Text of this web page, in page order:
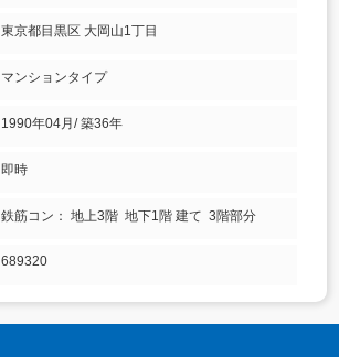
東京都目黒区 大岡山1丁目
マンションタイプ
1990年04月/ 築36年
即時
鉄筋コン： 地上3階 地下1階 建て 3階部分
689320